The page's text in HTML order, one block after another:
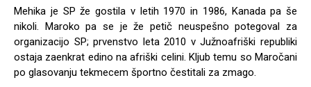
Mehika je SP že gostila v letih 1970 in 1986, Kanada pa še
nikoli. Maroko pa se je že petič neuspešno potegoval za
organizacijo SP; prvenstvo leta 2010 v Južnoafriški republiki
ostaja zaenkrat edino na afriški celini. Kljub temu so Maročani
po glasovanju tekmecem športno čestitali za zmago.